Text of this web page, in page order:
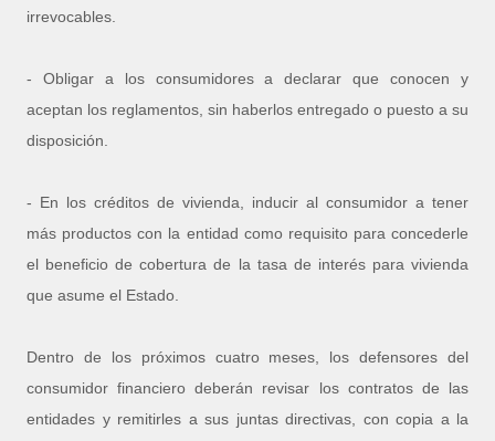
irrevocables.
- Obligar a los consumidores a declarar que conocen y
aceptan los reglamentos, sin haberlos entregado o puesto a su
disposición.
- En los créditos de vivienda, inducir al consumidor a tener
más productos con la entidad como requisito para concederle
el beneficio de cobertura de la tasa de interés para vivienda
que asume el Estado.
Dentro de los próximos cuatro meses, los defensores del
consumidor financiero deberán revisar los contratos de las
entidades y remitirles a sus juntas directivas, con copia a la